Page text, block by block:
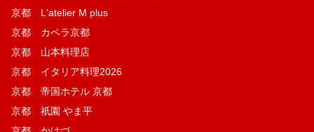
京都 L'atelier M plus
京都 カペラ京都
京都 山本料理店
京都 イタリア料理2026
京都 帝国ホテル 京都
京都 祇園 やま平